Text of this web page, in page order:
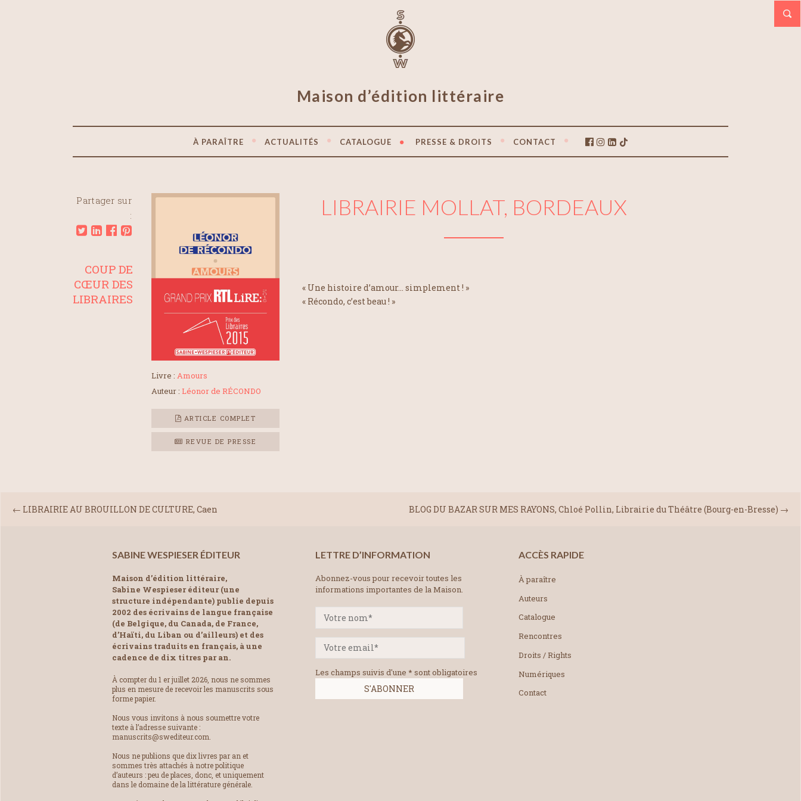
Maison d’édition littéraire
À PARAÎTRE ACTUALITÉS CATALOGUE PRESSE & DROITS CONTACT
Partager sur
:
Livre : Amours
Auteur : Léonor de RÉCONDO
ARTICLE COMPLET
REVUE DE PRESSE
LIBRAIRIE MOLLAT, BORDEAUX
« Une histoire d’amour… simplement ! »
« Récondo, c’est beau ! »
COUP DE
CŒUR DES
LIBRAIRES
BLOG DU BAZAR SUR MES RAYONS, Chloé Pollin, Librairie du Théâtre (Bourg-en-Bresse) →
← LIBRAIRIE AU BROUILLON DE CULTURE, Caen
SABINE WESPIESER ÉDITEUR
Maison d’édition littéraire,
Sabine Wespieser éditeur (une
structure indépendante) publie depuis
2002 des écrivains de langue française
(de Belgique, du Canada, de France,
d’Haïti, du Liban ou d’ailleurs) et des
écrivains traduits en français, à une
cadence de dix titres par an.
À compter du 1 er juillet 2026, nous ne sommes
plus en mesure de recevoir les manuscrits sous
forme papier.
Nous vous invitons à nous soumettre votre
texte à l’adresse suivante :
manuscrits@swediteur.com.
Nous ne publions que dix livres par an et
sommes très attachés à notre politique
d’auteurs : peu de places, donc, et uniquement
dans le domaine de la littérature générale.
LETTRE D’INFORMATION
Abonnez-vous pour recevoir toutes les
informations importantes de la Maison.
Les champs suivis d'une * sont obligatoires
ACCÈS RAPIDE
À paraître
Auteurs
Catalogue
Rencontres
Droits / Rights
Numériques
Contact